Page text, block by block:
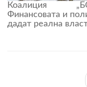
Коалиция
Финансовата и
дадат реална